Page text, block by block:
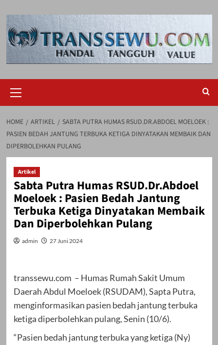
to
content
Menu
HOME ARTIKEL
SABTA PUTRA HUMAS RSUD.DR.ABDOEL MOELOEK :
PASIEN BEDAH JANTUNG TERBUKA KETIGA DINYATAKAN MEMBAIK DAN
DIPERBOLEHKAN PULANG
Artikel
Sabta Putra Humas RSUD.Dr.Abdoel
Moeloek : Pasien Bedah Jantung
Terbuka Ketiga Dinyatakan Membaik
Dan Diperbolehkan Pulang
admin 27 Juni 2024
transsewu.com – Humas Rumah Sakit Umum
Daerah Abdul Moeloek (RSUDAM), Sapta Putra,
menginformasikan pasien bedah jantung terbuka
ketiga diperbolehkan pulang, Senin (10/6).
“Pasien bedah jantung terbuka yang ketiga (Ny)